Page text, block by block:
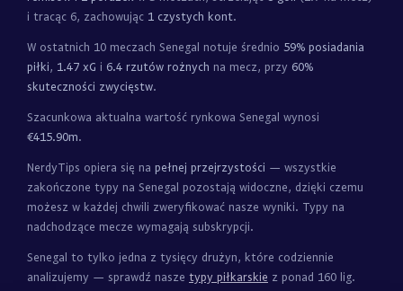
i tracąc 6, zachowując 1 czystych kont.
W ostatnich 10 meczach Senegal notuje średnio 59% posiadania
piłki, 1.47 xG i 6.4 rzutów rożnych na mecz, przy 60%
skuteczności zwycięstw.
Szacunkowa aktualna wartość rynkowa Senegal wynosi
€415.90m.
NerdyTips opiera się na pełnej przejrzystości — wszystkie
zakończone typy na Senegal pozostają widoczne, dzięki czemu
możesz w każdej chwili zweryfikować nasze wyniki. Typy na
nadchodzące mecze wymagają subskrypcji.
Senegal to tylko jedna z tysięcy drużyn, które codziennie
analizujemy — sprawdź nasze typy piłkarskie z ponad 160 lig.